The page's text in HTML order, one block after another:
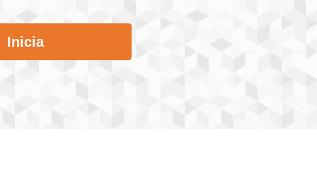
Inicia